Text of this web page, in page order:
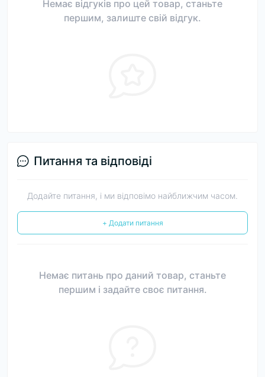
Немає відгуків про цей товар, станьте
першим, залиште свій відгук.
Питання та відповіді
Додайте питання, і ми відповімо найближчим часом.
+ Додати питання
Немає питань про даний товар, станьте
першим і задайте своє питання.